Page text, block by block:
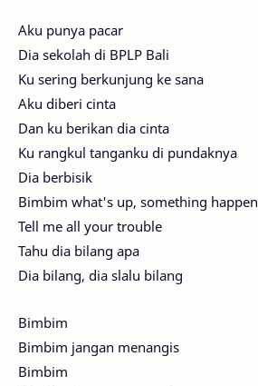
Aku punya pacar
Dia sekolah di BPLP Bali
Ku sering berkunjung ke sana
Aku diberi cinta
Dan ku berikan dia cinta
Ku rangkul tanganku di pundaknya
Dia berbisik
Bimbim what's up, something happen
Tell me all your trouble
Tahu dia bilang apa
Dia bilang, dia slalu bilang
Bimbim
Bimbim jangan menangis
Bimbim